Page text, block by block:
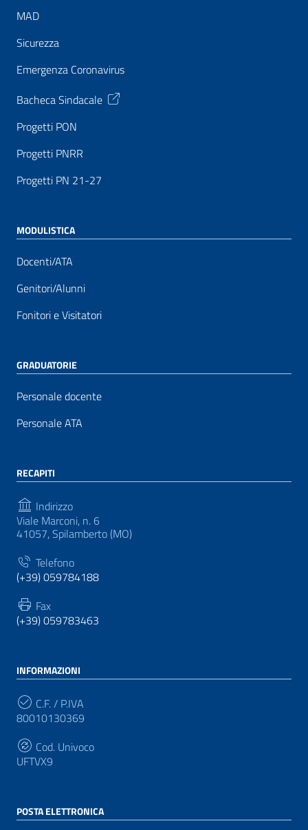
MAD
Sicurezza
Emergenza Coronavirus
Bacheca Sindacale
Progetti PON
Progetti PNRR
Progetti PN 21-27
MODULISTICA
Docenti/ATA
Genitori/Alunni
Fonitori e Visitatori
GRADUATORIE
Personale docente
Personale ATA
RECAPITI
Indirizzo
Viale Marconi, n. 6
41057, Spilamberto (MO)
Telefono
(+39) 059784188
Fax
(+39) 059783463
INFORMAZIONI
C.F. / P.IVA
80010130369
Cod. Univoco
UFTVX9
POSTA ELETTRONICA